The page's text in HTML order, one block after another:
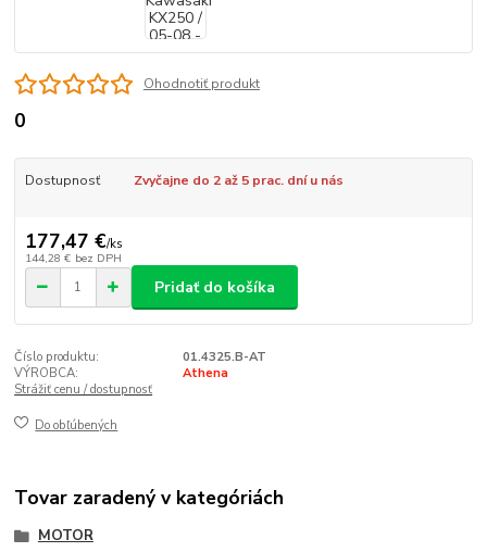
Ohodnotiť produkt
0
Dostupnosť Zvyčajne do 2 až 5 prac. dní u nás
177,47 €/ks
144,28 € bez DPH
Pridať do košíka
Číslo produktu:
01.4325.B-AT
VÝROBCA:
Athena
Strážiť cenu / dostupnosť
Do obľúbených
Tovar zaradený v kategóriách
MOTOR